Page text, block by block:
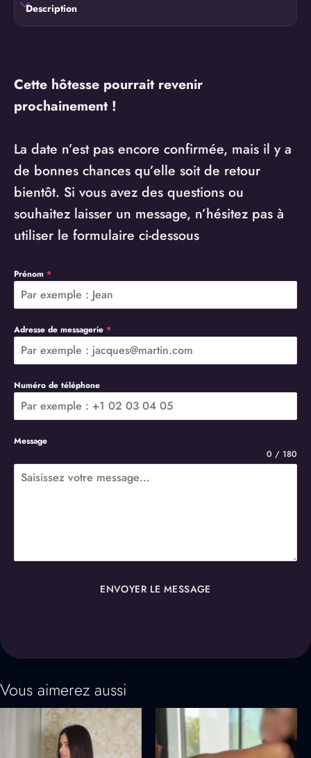
Description
Cette hôtesse pourrait revenir
prochainement !
La date n’est pas encore confirmée, mais il y a
de bonnes chances qu’elle soit de retour
bientôt. Si vous avez des questions ou
souhaitez laisser un message, n’hésitez pas à
utiliser le formulaire ci-dessous
Prénom *
Adresse de messagerie *
Numéro de téléphone
Message
0 / 180
ENVOYER LE MESSAGE
Vous aimerez aussi